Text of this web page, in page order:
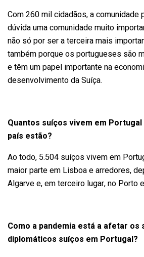
Com 260 mil cidadãos, a comunidade
dúvida uma comunidade muito
não só por ser a terceira mais
também porque os portugueses são
e têm um papel importante na
desenvolvimento da Suíça.
Quantos suíços vivem em
país estão?
Ao todo, 5.504 suíços vivem em
maior parte em Lisboa e arredores,
Algarve e, em terceiro lugar, no Porto
Como a pandemia está a afetar os
diplomáticos suíços em Portugal?